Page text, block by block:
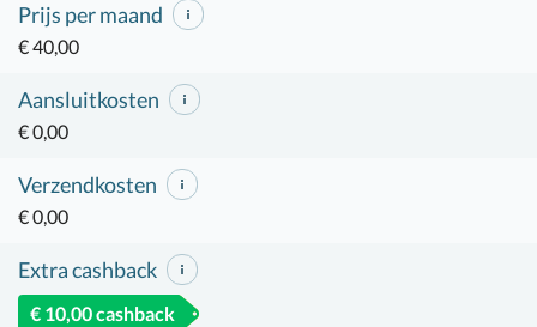
Prijs per maand
€ 40,00
Aansluitkosten
€ 0,00
Verzendkosten
€ 0,00
Extra cashback
€ 10,00 cashback